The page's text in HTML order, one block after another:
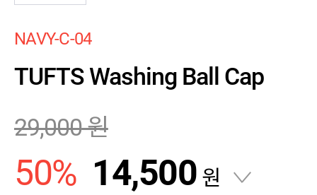
NAVY-C-04
TUFTS Washing Ball Cap
29,000원
50% 14,500 원